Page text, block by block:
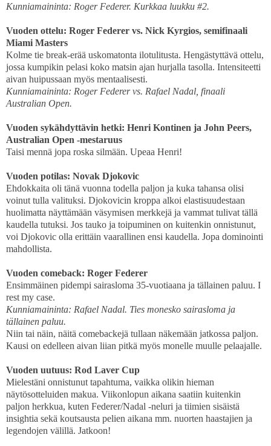
Kunniamaininta: Roger Federer. Kurkkaa luukku #2.
Vuoden ottelu: Roger Federer vs. Nick Kyrgios, semifinaali
Miami Masters
Kolme tie break-erää uskomatonta ilotulitusta. Hengästyttävä ottelu,
jossa kumpikin pelasi koko matsin ajan hurjalla tasolla. Intensiteetti
aivan huipussaan myös mentaalisesti.
Kunniamaininta: Roger Federer vs. Rafael Nadal, finaali
Australian Open.
Vuoden sykähdyttävin hetki: Henri Kontinen ja John Peers,
Australian Open -mestaruus
Taisi mennä jopa roska silmään. Upeaa Henri!
Vuoden potilas: Novak Djokovic
Ehdokkaita oli tänä vuonna todella paljon ja kuka tahansa olisi
voinut tulla valituksi. Djokovicin kroppa alkoi elastisuudestaan
huolimatta näyttämään väsymisen merkkejä ja vammat tulivat tällä
kaudella tutuksi. Jos tauko ja toipuminen on kuitenkin onnistunut,
voi Djokovic olla erittäin vaarallinen ensi kaudella. Jopa dominointi
mahdollista.
Vuoden comeback: Roger Federer
Ensimmäinen pidempi sairasloma 35-vuotiaana ja tällainen paluu. I
rest my case.
Kunniamaininta: Rafael Nadal. Ties monesko sairasloma ja
tällainen paluu.
Niin tai näin, näitä comebackejä tullaan näkemään jatkossa paljon.
Kausi on edelleen aivan liian pitkä myös monelle muulle pelaajalle.
Vuoden uutuus: Rod Laver Cup
Mielestäni onnistunut tapahtuma, vaikka olikin hieman
näytösotteluiden makua. Viikonlopun aikana saatiin kuitenkin
paljon herkkua, kuten Federer/Nadal -neluri ja tiimien sisäistä
insightia sekä koutsausta pelien aikana mm. nuorten haastajien ja
legendojen välillä. Jatkoon!